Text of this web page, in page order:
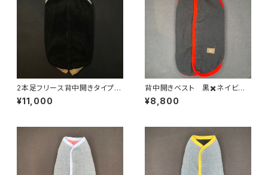
2本足フリース背中開きタイプ
ブラック✖️ブラック杢 T2-L-0
04
¥11,000
背中開きベスト 黒✖️ネイビー
杢 BS-XL-029
¥8,800